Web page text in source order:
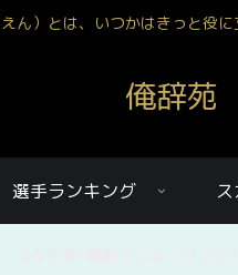
ん）とは、いつかはきっと役に
俺辞苑
選手ランキング